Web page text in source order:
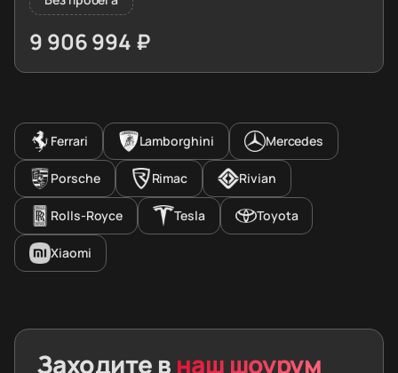
9 906 994 ₽
≈ 100 292€
Ferrari Lamborghini Mercedes
Porsche Rimac Rivian
Rolls-Royce Tesla Toyota
Xiaomi
Заходите в наш шоурум